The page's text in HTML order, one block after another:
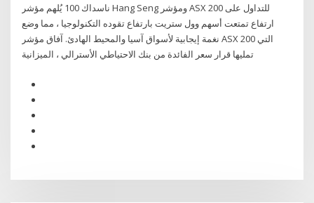
ناسداك 100 يُلهم مؤشر Hang Seng ومؤشر ASX 200 للتداول على
ارتفاع تمتعت أسهم وول ستريت بارتفاع تقوده التكنولوجيا ، مما وضع
نغمة إيجابية لأسواق آسيا والمحيط الهادئ. آفاق مؤشر ASX 200 التي
تمليها قرار سعر الفائدة من بنك الاحتياطي الأسترالي ، الميزانية